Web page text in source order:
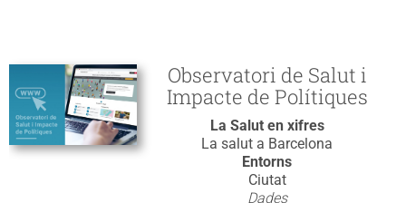
Observatori de Salut i
Impacte de Polítiques
La Salut en xifres
La salut a Barcelona
Entorns
Ciutat
Dades